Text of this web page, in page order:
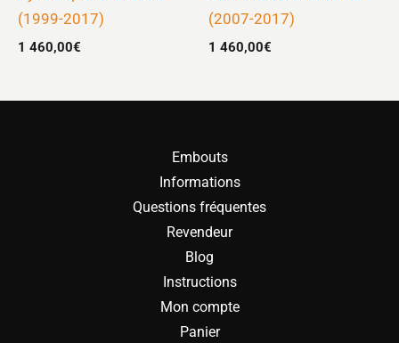
(1999-2017)
1 460,00€
(2007-2017)
1 460,00€
Embouts
Informations
Questions fréquentes
Revendeur
Blog
Instructions
Mon compte
Panier